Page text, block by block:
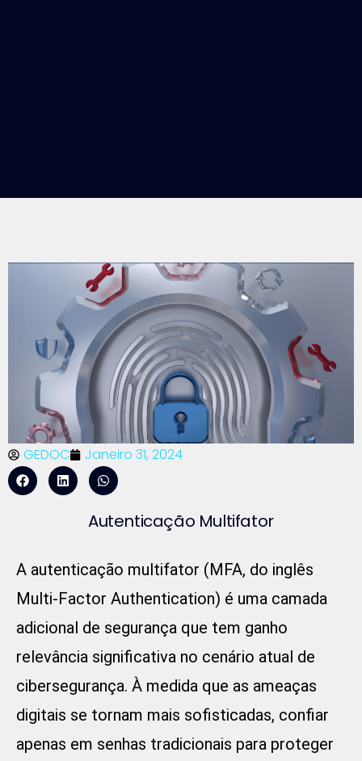
GEDOC Janeiro 31, 2024
Autenticação Multifator
A autenticação multifator (MFA, do inglês
Multi-Factor Authentication) é uma camada
adicional de segurança que tem ganho
relevância significativa no cenário atual de
cibersegurança. À medida que as ameaças
digitais se tornam mais sofisticadas, confiar
apenas em senhas tradicionais para proteger